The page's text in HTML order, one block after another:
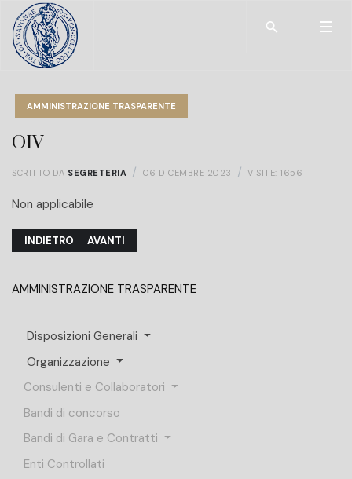
AMMINISTRAZIONE TRASPARENTE
OIV
SCRITTO DA SEGRETERIA 06 DICEMBRE 2023 VISITE: 1656
Non applicabile
ARTICOLO PRECEDENTE: CONTRATTAZIONE INTEGRATIVA
INDIETRO ARTICOLO SUCCESSIVO: ARTICOLAZIONE DEGLI
AVANTI
AMMINISTRAZIONE TRASPARENTE
Disposizioni Generali
Organizzazione
Consulenti e Collaboratori
Bandi di concorso
Bandi di Gara e Contratti
Enti Controllati